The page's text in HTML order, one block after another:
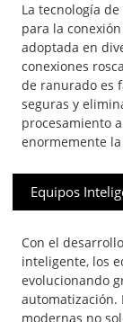
La tecnología
para la
adoptada en
conexiones
de ranurado es
seguras y
procesamiento
enormemente
Equipos
Con el
inteligente, los
evolucionando
automatización.
modernas no